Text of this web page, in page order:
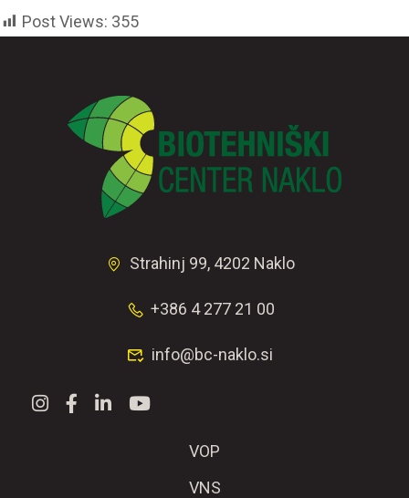
Post Views: 355
Strahinj 99, 4202 Naklo
+386 4 277 21 00
info@bc-naklo.si
VOP
VNS